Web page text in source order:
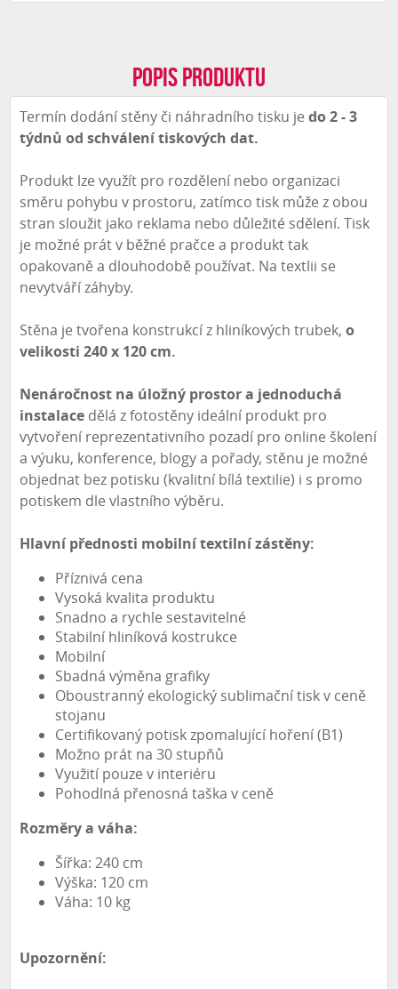
Popis produktu
Termín dodání stěny či náhradního tisku je do 2 - 3
týdnů od schválení tiskových dat.
Produkt lze využít pro rozdělení nebo organizaci
směru pohybu v prostoru, zatímco tisk může z obou
stran sloužit jako reklama nebo důležité sdělení. Tisk
je možné prát v běžné pračce a produkt tak
opakovaně a dlouhodobě používat. Na textlii se
nevytváří záhyby.
Stěna je tvořena konstrukcí z hliníkových trubek,o
velikosti 240 x 120 cm.
Nenáročnost na úložný prostor a jednoduchá
instalace dělá z fotostěny ideální produkt pro
vytvoření reprezentativního pozadí pro online školení
a výuku, konference, blogy a pořady, stěnu je možné
objednat bez potisku (kvalitní bílá textilie) i s promo
potiskem dle vlastního výběru.
Hlavní přednosti mobilní textilní zástěny:
Příznivá cena
Vysoká kvalita produktu
Snadno a rychle sestavitelné
Stabilní hliníková kostrukce
Mobilní
Sbadná výměna grafiky
Oboustranný ekologický sublimační tisk v ceně
stojanu
Certifikovaný potisk zpomalující hoření (B1)
Možno prát na 30 stupňů
Využití pouze v interiéru
Pohodlná přenosná taška v ceně
Rozměry a váha:
Šířka: 240 cm
Výška: 120 cm
Váha: 10 kg
Upozornění: